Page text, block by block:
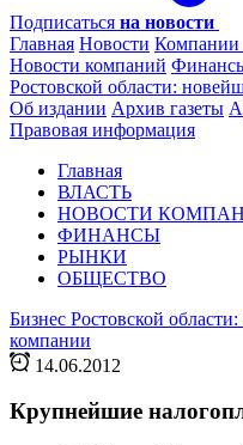
Подписаться на новости
Главная Новости Компании
Новости компаний
Ростовской области:
Об издании Архив газеты
Правовая информация
Главная
ВЛАСТЬ
НОВОСТИ
ФИНАНСЫ
РЫНКИ
ОБЩЕСТВО
Бизнес Ростовской
компании
14.06.2012
Крупнейшие